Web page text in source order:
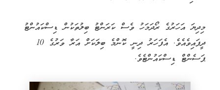
މިދިޔަ އަހަރުގެ ރޯދަމަހު ވެސް ކަރަންޓު ބިލުތަކުން ޑިސްކައުންޓު
ދީފައިވެއެވެ. އެފަހަރު ދިނީ ކޮންމެ ބިލަކަށް އަރާ ވަރުގެ 10
ޕަސެންޓް ޑިސްކައުންޓެވެ.